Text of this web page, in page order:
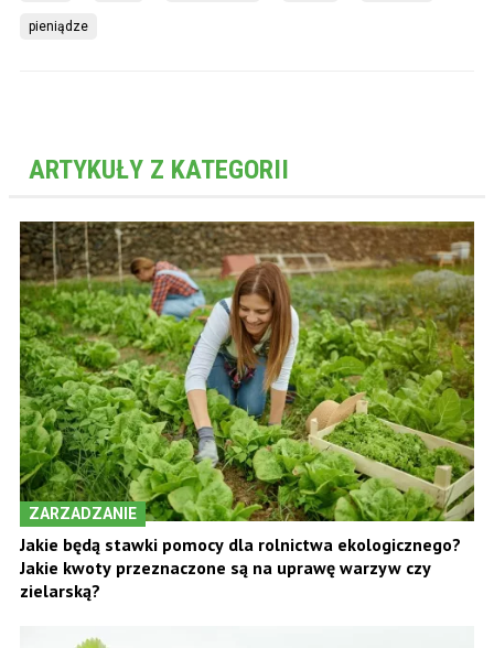
pieniądze
ARTYKUŁY Z KATEGORII
ZARZADZANIE
Jakie będą stawki pomocy dla rolnictwa ekologicznego?
Jakie kwoty przeznaczone są na uprawę warzyw czy
zielarską?